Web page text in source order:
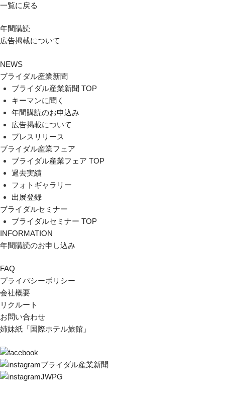
一覧に戻る
年間購読
広告掲載について
NEWS
ブライダル産業新聞
ブライダル産業新聞 TOP
キーマンに聞く
年間購読のお申込み
広告掲載について
プレスリリース
ブライダル産業フェア
ブライダル産業フェア TOP
過去実績
フォトギャラリー
出展登録
ブライダルセミナー
ブライダルセミナー TOP
INFORMATION
年間購読のお申し込み
FAQ
プライバシーポリシー
会社概要
リクルート
お問い合わせ
姉妹紙「国際ホテル旅館」
ブライダル産業新聞
JWPG